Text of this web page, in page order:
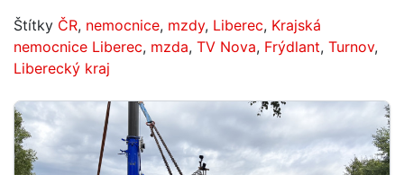
Štítky ČR, nemocnice, mzdy, Liberec, Krajská
nemocnice Liberec, mzda, TV Nova, Frýdlant, Turnov,
Liberecký kraj